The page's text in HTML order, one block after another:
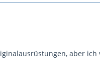
aber ich